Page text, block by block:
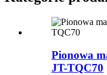
Pionowa
JT-TQC70